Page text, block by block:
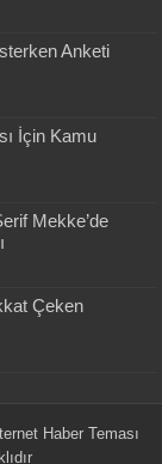
Anketi
İçin Kamu
Mekke’de
Çeken
Haber Teması